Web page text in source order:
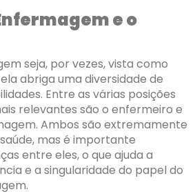
e o
seja, por vezes, vista como
abriga uma diversidade de
Entre as várias posições
relevantes são o enfermeiro e
Ambos são extremamente
mas é importante
entre eles, o que ajuda a
e a singularidade do papel do